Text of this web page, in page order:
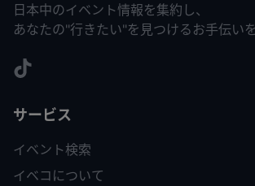
日本中のイベント情報を集約し、
あなたの"行きたい"を見つけるお手伝いを
サービス
イベント検索
イベコについて